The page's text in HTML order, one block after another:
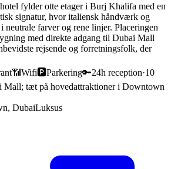
fylder otte etager i Burj Khalifa med en
signatur, hvor italiensk håndværk og
neutrale farver og rene linjer. Placeringen
med direkte adgang til Dubai Mall
rejsende og forretningsfolk, der
📶 Wifi🅿️Parkering🔑24h reception·10
Mall; tæt på hovedattraktioner i Downtown
DubaiLuksus